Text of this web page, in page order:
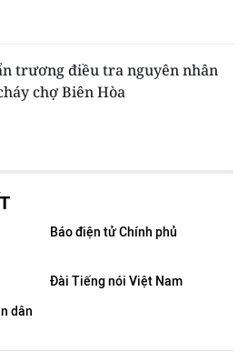
trương điều tra nguyên nhân
chợ Biên Hòa
Báo điện tử Chính phủ
Đài Tiếng nói Việt Nam
dân